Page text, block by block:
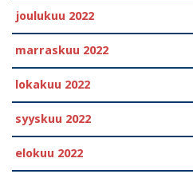
joulukuu 2022
marraskuu 2022
lokakuu 2022
syyskuu 2022
elokuu 2022